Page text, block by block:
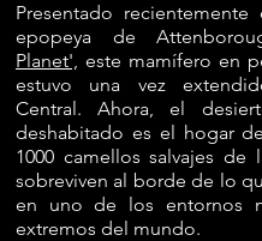
Presentado
epopeya de
Planet', este mamífero en
estuvo una vez
Central. Ahora, el
deshabitado es el hogar
1000 camellos salvajes de
sobreviven al borde de lo
en uno de los entornos
extremos del mundo.